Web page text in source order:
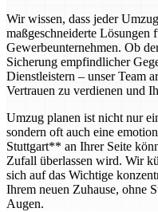
Wir wissen, dass jeder
maßgeschneiderte Lösungen
Gewerbeunternehmen. Ob
Sicherung empfindlicher
Dienstleistern – unser Team
Vertrauen zu verdienen und
Umzug planen ist nicht nur
sondern oft auch eine
Stuttgart** an Ihrer Seite
Zufall überlassen wird. Wir
sich auf das Wichtige
Ihrem neuen Zuhause, ohne
Augen.